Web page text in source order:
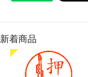
新着商品